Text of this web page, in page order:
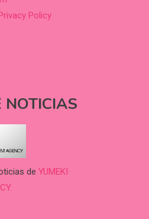
Policy
NOTICIAS
de YUMEKI